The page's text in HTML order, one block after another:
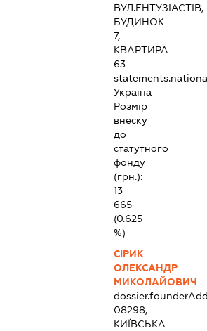
ВУЛ.ЕНТУЗІАСТІВ,
БУДИНОК
7,
КВАРТИРА
63
Україна
Розмір
внеску
до
статутного
фонду
(грн.):
13
665
(0.625
%)
СІРИК
ОЛЕКСАНДР
МИКОЛАЙОВИЧ
08298,
КИЇВСЬКА